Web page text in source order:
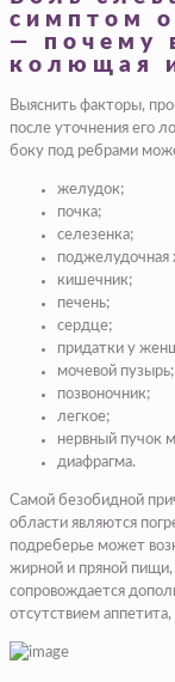
симптом
— почему
колющая
Выяснить факторы,
после уточнения его
боку под ребрами
желудок;
почка;
селезенка;
поджелудочная
кишечник;
печень;
сердце;
придатки у
мочевой пузырь;
позвоночник;
легкое;
нервный пучок
диафрагма.
Самой безобидной
области являются
подреберье может
жирной и пряной пищи,
сопровождается
отсутствием